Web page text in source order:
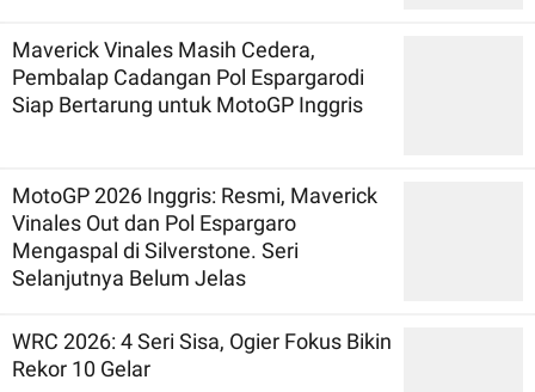
Maverick Vinales Masih Cedera,
Pembalap Cadangan Pol Espargarodi
Siap Bertarung untuk MotoGP Inggris
MotoGP 2026 Inggris: Resmi, Maverick
Vinales Out dan Pol Espargaro
Mengaspal di Silverstone. Seri
Selanjutnya Belum Jelas
WRC 2026: 4 Seri Sisa, Ogier Fokus Bikin
Rekor 10 Gelar